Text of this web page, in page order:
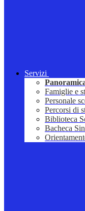
Servizi
Famiglie e
Personale
Percorsi di
Biblioteca
Bacheca